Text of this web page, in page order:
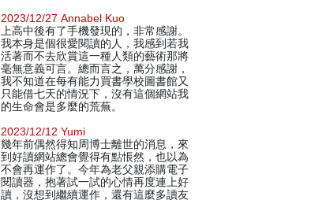
2023/12/27 Annabel Kuo
上高中後有了手機發現的，非常感謝。
我本身是個很愛閱讀的人，我感到若我
活著而不去欣賞這一種人類的藝術那將
毫無意義可言。總而言之，萬分感謝，
我不知道在每有能力買書學校圖書館又
只能借七天的情況下，沒有這個網站我
的生命會是多麼的荒蕪。
2023/12/12 Yumi
幾年前偶然得知周博士離世的消息，來
到好讀網站總會覺得有點悵然，也以為
不會再運作了。今年為老父親添購電子
閱讀器，抱著試一試的心情再度連上好
讀，沒想到繼續運作，還有這麼多讀友